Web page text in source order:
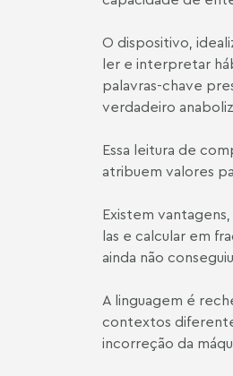
O dispositivo,
ler e interpretar
palavras-chave
verdadeiro
Essa leitura de
atribuem valores
Existem
las e calcular em
ainda não
A linguagem é
contextos
incorreção da